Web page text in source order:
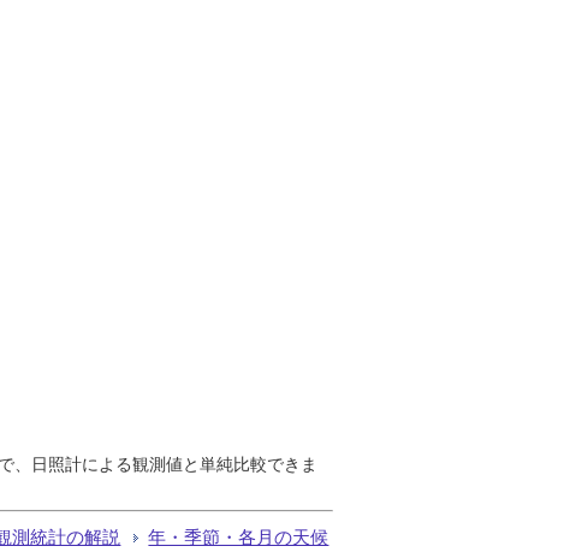
、日照計による観測値と単純比較できま
測統計の解説 年・季節・各月の天候